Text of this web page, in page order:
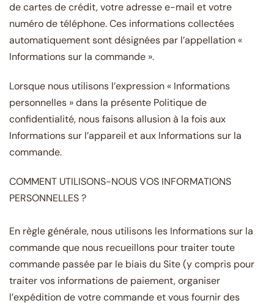
de cartes de crédit, votre adresse e-mail et votre
numéro de téléphone. Ces informations collectées
automatiquement sont désignées par l’appellation «
Informations sur la commande ».
Lorsque nous utilisons l’expression « Informations
personnelles » dans la présente Politique de
confidentialité, nous faisons allusion à la fois aux
Informations sur l’appareil et aux Informations sur la
commande.
COMMENT UTILISONS-NOUS VOS INFORMATIONS
PERSONNELLES ?
En règle générale, nous utilisons les Informations sur la
commande que nous recueillons pour traiter toute
commande passée par le biais du Site (y compris pour
traiter vos informations de paiement, organiser
l’expédition de votre commande et vous fournir des